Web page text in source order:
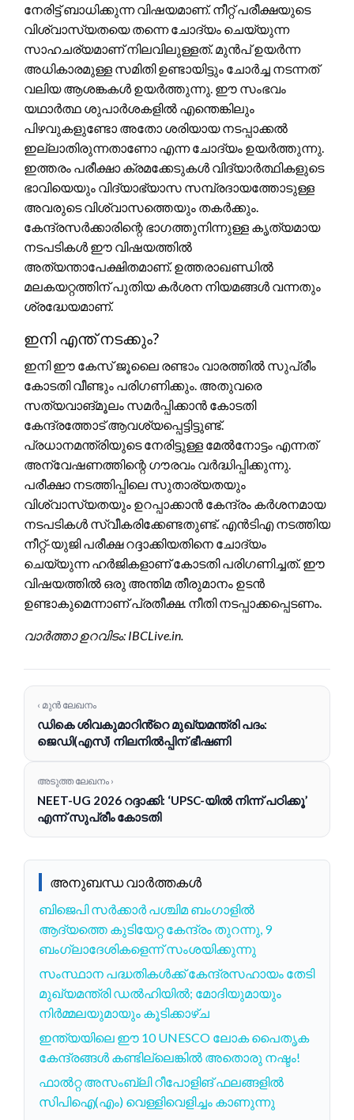
നേരിട്ട് ബാധിക്കുന്ന വിഷയമാണ്. നീറ്റ് പരീക്ഷയുടെ
വിശ്വാസ്യതയെ തന്നെ ചോദ്യം ചെയ്യുന്ന
സാഹചര്യമാണ് നിലവിലുള്ളത്. മുൻപ് ഉയർന്ന
അധികാരമുള്ള സമിതി ഉണ്ടായിട്ടും ചോർച്ച നടന്നത്
വലിയ ആശങ്കകൾ ഉയർത്തുന്നു. ഈ സംഭവം
യഥാർത്ഥ ശുപാർശകളിൽ എന്തെങ്കിലും
പിഴവുകളുണ്ടോ അതോ ശരിയായ നടപ്പാക്കൽ
ഇല്ലാതിരുന്നതാണോ എന്ന ചോദ്യം ഉയർത്തുന്നു.
ഇത്തരം പരീക്ഷാ ക്രമക്കേടുകൾ വിദ്യാർത്ഥികളുടെ
ഭാവിയെയും വിദ്യാഭ്യാസ സമ്പ്രദായത്തോടുള്ള
അവരുടെ വിശ്വാസത്തെയും തകർക്കും.
കേന്ദ്രസർക്കാരിന്റെ ഭാഗത്തുനിന്നുള്ള കൃത്യമായ
നടപടികൾ ഈ വിഷയത്തിൽ
അത്യന്താപേക്ഷിതമാണ്. ഉത്തരാഖണ്ഡിൽ
മലകയറ്റത്തിന് പുതിയ കര്‍ശന നിയമങ്ങൾ വന്നതും
ശ്രദ്ധേയമാണ്.
ഇനി എന്ത് നടക്കും?
ഇനി ഈ കേസ് ജൂലൈ രണ്ടാം വാരത്തിൽ സുപ്രീം
കോടതി വീണ്ടും പരിഗണിക്കും. അതുവരെ
സത്യവാങ്മൂലം സമർപ്പിക്കാൻ കോടതി
കേന്ദ്രത്തോട് ആവശ്യപ്പെട്ടിട്ടുണ്ട്.
പ്രധാനമന്ത്രിയുടെ നേരിട്ടുള്ള മേൽനോട്ടം എന്നത്
അന്വേഷണത്തിന്റെ ഗൗരവം വർദ്ധിപ്പിക്കുന്നു.
പരീക്ഷാ നടത്തിപ്പിലെ സുതാര്യതയും
വിശ്വാസ്യതയും ഉറപ്പാക്കാൻ കേന്ദ്രം കർശനമായ
നടപടികൾ സ്വീകരിക്കേണ്ടതുണ്ട്. എൻടിഎ നടത്തിയ
നീറ്റ്-യുജി പരീക്ഷ റദ്ദാക്കിയതിനെ ചോദ്യം
ചെയ്യുന്ന ഹർജികളാണ് കോടതി പരിഗണിച്ചത്. ഈ
വിഷയത്തിൽ ഒരു അന്തിമ തീരുമാനം ഉടൻ
ഉണ്ടാകുമെന്നാണ് പ്രതീക്ഷ. നീതി നടപ്പാക്കപ്പെടണം.
വാർത്താ ഉറവിടം: IBCLive.in.
‹ മുൻ ലേഖനം
ഡികെ ശിവകുമാറിൻ്റെ മുഖ്യമന്ത്രി പദം:
ജെഡി(എസ്) നിലനിൽപ്പിന് ഭീഷണി
അടുത്ത ലേഖനം ›
NEET-UG 2026 റദ്ദാക്കി: ‘UPSC-യിൽ നിന്ന് പഠിക്കൂ’
എന്ന് സുപ്രീം കോടതി
അനുബന്ധ വാർത്തകൾ
ബിജെപി സർക്കാർ പശ്ചിമ ബംഗാളിൽ
ആദ്യത്തെ കുടിയേറ്റ കേന്ദ്രം തുറന്നു, 9
ബംഗ്ലാദേശികളെന്ന് സംശയിക്കുന്നു
സംസ്ഥാന പദ്ധതികൾക്ക് കേന്ദ്രസഹായം തേടി
മുഖ്യമന്ത്രി ഡൽഹിയിൽ; മോദിയുമായും
നിർമ്മലയുമായും കൂടിക്കാഴ്ച
ഇന്ത്യയിലെ ഈ 10 UNESCO ലോക പൈതൃക
കേന്ദ്രങ്ങൾ കണ്ടില്ലെങ്കിൽ അതൊരു നഷ്ടം!
ഫാൽറ്റ അസംബ്ലി റീപോളിങ് ഫലങ്ങളിൽ
സിപിഐ(എം) വെള്ളിവെളിച്ചം കാണുന്നു